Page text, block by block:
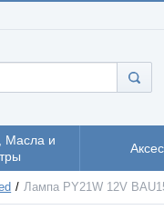
Масла и
Лампа PY21W 12V